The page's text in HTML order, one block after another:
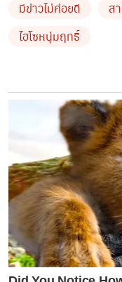
มีข่าวไม่ค่อยดี
ส
ไฮโซหนุ่มฤทธิ์